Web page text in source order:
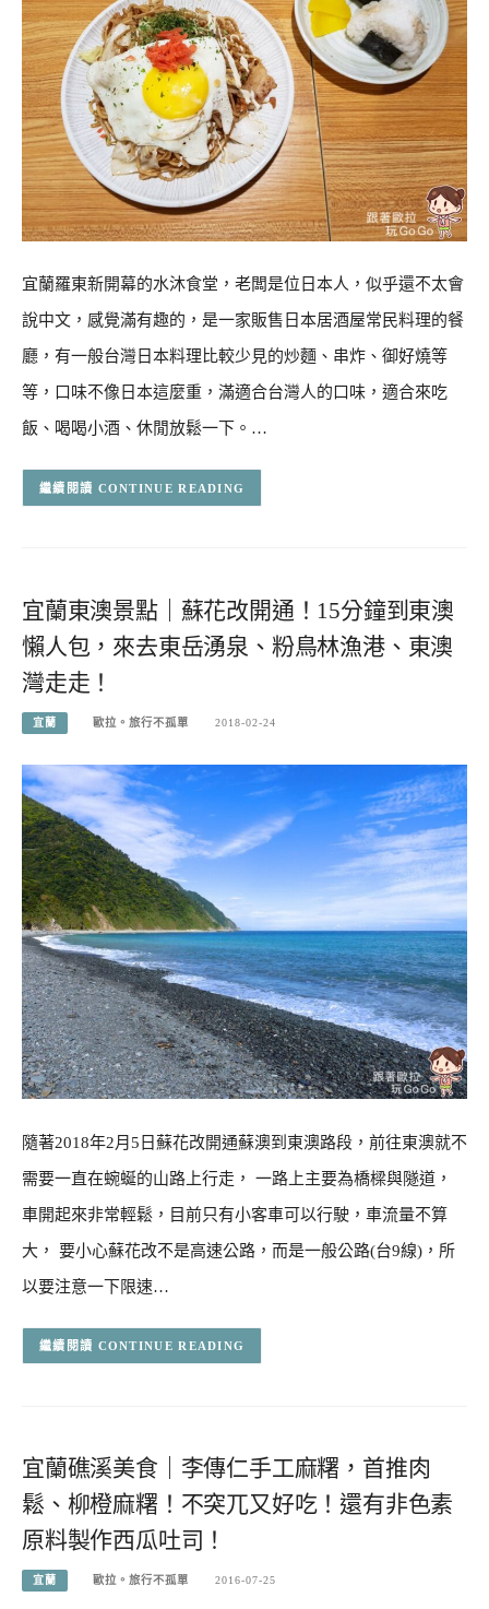
宜蘭羅東新開幕的水沐食堂，老闆是位日本人，似乎還不太會
說中文，感覺滿有趣的，是一家販售日本居酒屋常民料理的餐
廳，有一般台灣日本料理比較少見的炒麵、串炸、御好燒等
等，口味不像日本這麼重，滿適合台灣人的口味，適合來吃
飯、喝喝小酒、休閒放鬆一下。…
CONTINUE READING
宜蘭東澳景點｜蘇花改開通！15分鐘到東澳
懶人包，來去東岳湧泉、粉鳥林漁港、東澳
灣走走！
宜蘭 歐拉。旅行不孤單 2018-02-24
隨著2018年2月5日蘇花改開通蘇澳到東澳路段，前往東澳就不
需要一直在蜿蜒的山路上行走， 一路上主要為橋樑與隧道，
車開起來非常輕鬆，目前只有小客車可以行駛，車流量不算
大， 要小心蘇花改不是高速公路，而是一般公路(台9線)，所
以要注意一下限速…
CONTINUE READING
宜蘭礁溪美食｜李傳仁手工麻糬，首推肉
鬆、柳橙麻糬！不突兀又好吃！還有非色素
原料製作西瓜吐司！
宜蘭 歐拉。旅行不孤單 2016-07-25